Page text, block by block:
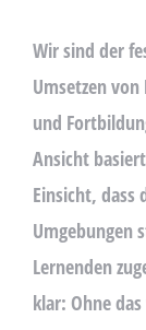
Wir sind der
Umsetzen
und
Ansicht
Einsicht, dass
Umgebungen
Lernenden
klar: Ohne